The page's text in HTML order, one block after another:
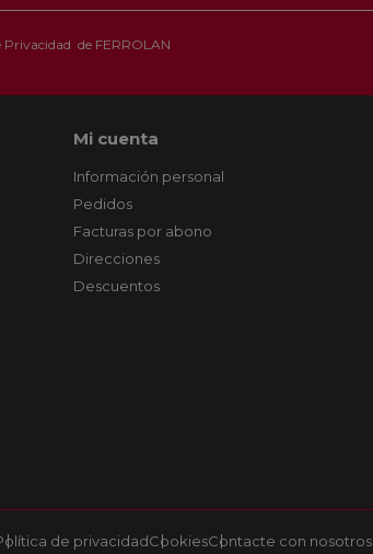
Privacidad de FERROLAN
Mi cuenta
Información personal
Pedidos
Facturas por abono
Direcciones
Descuentos
de privacidadCookiesContacte con nosotros